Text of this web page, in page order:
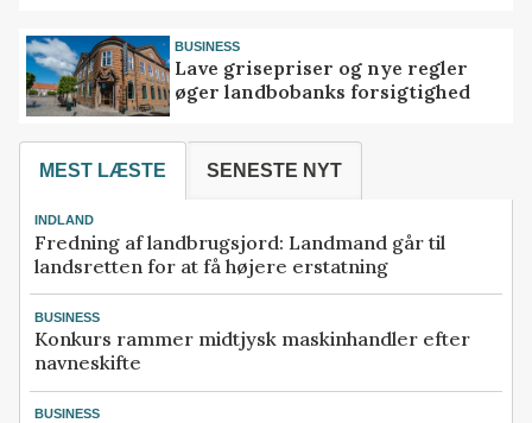
BUSINESS
Lave grisepriser og nye regler
øger landbobanks forsigtighed
MEST LÆSTE SENESTE NYT
INDLAND
Fredning af landbrugsjord: Landmand går til
landsretten for at få højere erstatning
BUSINESS
Konkurs rammer midtjysk maskinhandler efter
navneskifte
BUSINESS